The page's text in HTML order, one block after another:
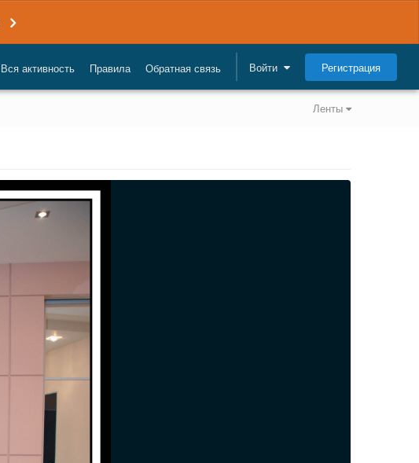
Вся активность Правила Обратная связь Войти Регистрация
Ленты